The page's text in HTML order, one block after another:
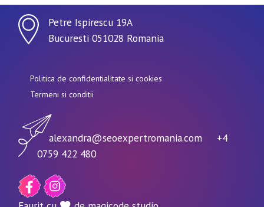
Petre Ispirescu 19A
Bucuresti 051028 Romania
Politica de confidentialitate si cookies
Termeni si conditii
alexandra@seoexpertromania.com
+4
0759 422 480